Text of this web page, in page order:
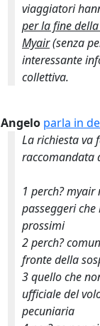
viaggiatori
per la fine
Myair(senza
interessante
collettiva.
Angelo parla in
La richiesta va
raccomandata
1 perch?
passeggeri
prossimi
2 perch?
fronte della
3 quello che
ufficiale del
pecuniaria